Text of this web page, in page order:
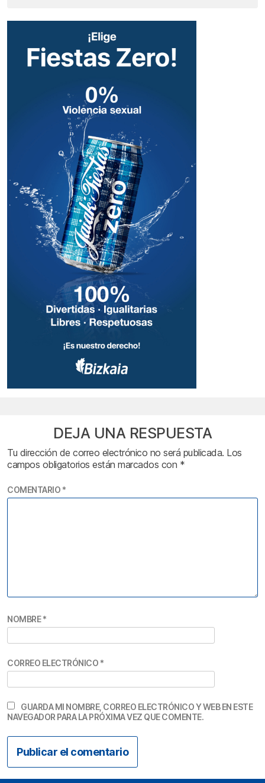
DEJA UNA RESPUESTA
Tu dirección de correo electrónico no será publicada. Los
campos obligatorios están marcados con *
COMENTARIO *
NOMBRE*
CORREO ELECTRÓNICO *
GUARDA MI NOMBRE, CORREO ELECTRÓNICO Y WEB EN ESTE
NAVEGADOR PARA LA PRÓXIMA VEZ QUE COMENTE.